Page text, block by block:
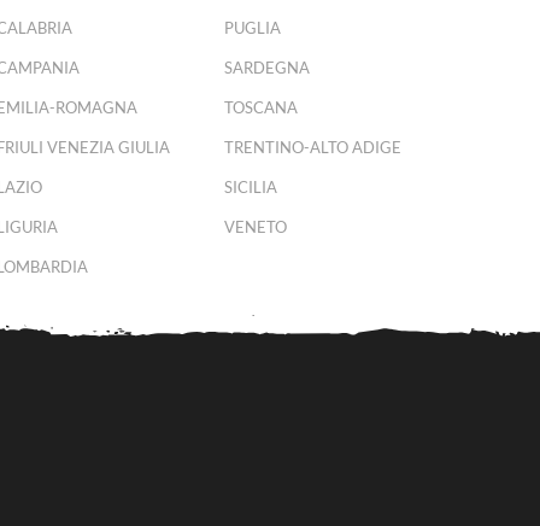
ROMAGNA
VENEZIA GIULIA
PUGLIA
SARDEGNA
TOSCANA
TRENTINO-ALTO ADIGE
SICILIA
VENETO